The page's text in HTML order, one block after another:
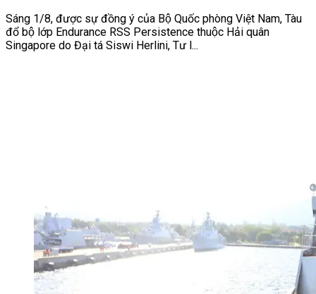
Sáng 1/8, được sự đồng ý của Bộ Quốc phòng Việt Nam, Tàu
đổ bộ lớp Endurance RSS Persistence thuộc Hải quân
Singapore do Đại tá Siswi Herlini, Tư l...